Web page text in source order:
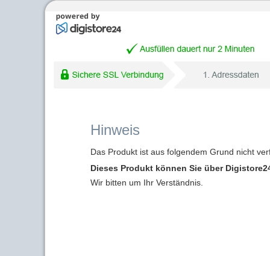
Hinweis
Das Produkt ist aus folgendem Grund nicht
Dieses Produkt können Sie über
Wir bitten um Ihr Verständnis.